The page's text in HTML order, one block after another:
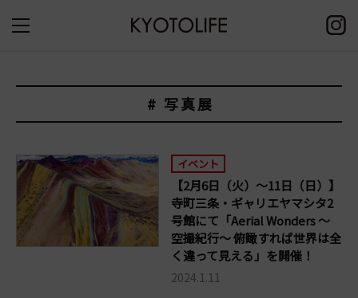
# 写真展
イベント
【2月6日（火）～11日（日）】
寺町三条・ギャリエヤマシタ2
号館にて「Aerial Wonders 〜
空撮紀行〜 俯瞰すれば世界は全
く違って見える」を開催！
2024.1.11